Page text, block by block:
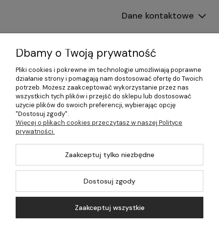
Dane kontaktowe
Informacje
Płatności i dostawa
Pomoc
Moje konto
©2026 Wszelkie Prawa Zastrzeżone | 499.pl - najlepszy sklep z
Dbamy o Twoją prywatność
Pliki cookies i pokrewne im technologie umożliwiają poprawne
działanie strony i pomagają nam dostosować ofertę do Twoich
potrzeb. Możesz zaakceptować wykorzystanie przez nas
wszystkich tych plików i przejść do sklepu lub dostosować
użycie plików do swoich preferencji, wybierając opcję
"Dostosuj zgody".
Więcej o plikach cookies przeczytasz w naszej Polityce
prywatności.
Zaakceptuj tylko niezbędne
Dostosuj zgody
Zaakceptuj wszystkie